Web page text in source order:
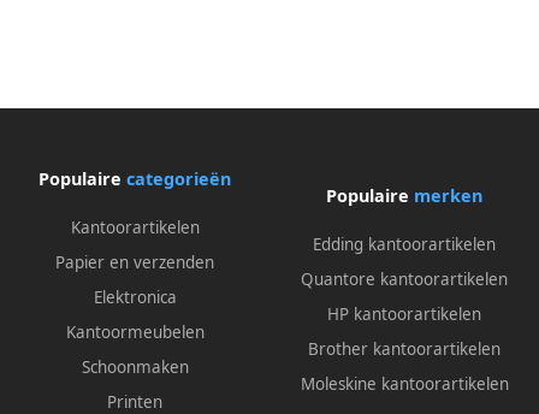
Populaire categorieën
Kantoorartikelen
Papier en verzenden
Elektronica
Kantoormeubelen
Schoonmaken
Printen
Populaire merken
Edding kantoorartikelen
Quantore kantoorartikelen
HP kantoorartikelen
Brother kantoorartikelen
Moleskine kantoorartikelen